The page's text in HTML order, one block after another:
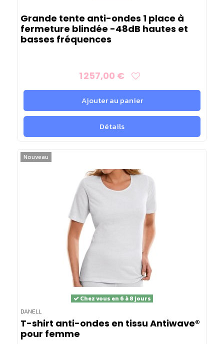
Grande tente anti-ondes 1 place à
fermeture blindée -48dB hautes et
basses fréquences
1 257,00 €
Ajouter au panier
Détails
Nouveau
DANELL
Chez vous en 6 à 8 jours
T-shirt anti-ondes en tissu Antiwave®
pour femme